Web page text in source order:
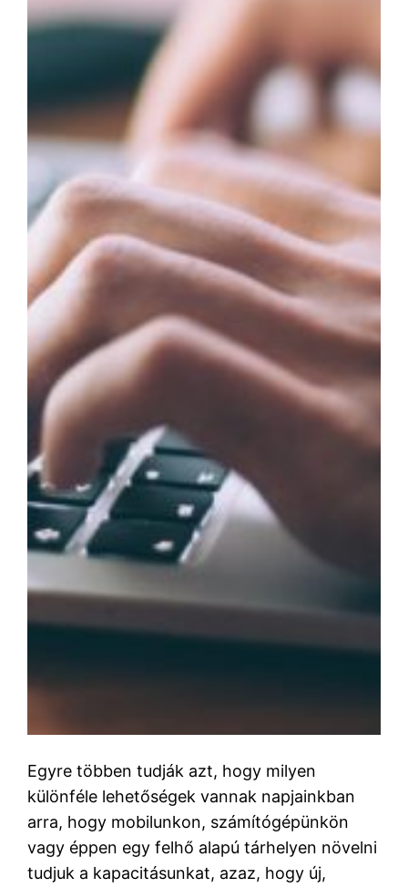
Egyre többen tudják azt, hogy milyen
különféle lehetőségek vannak napjainkban
arra, hogy mobilunkon, számítógépünkön
vagy éppen egy felhő alapú tárhelyen növelni
tudjuk a kapacitásunkat, azaz, hogy új,